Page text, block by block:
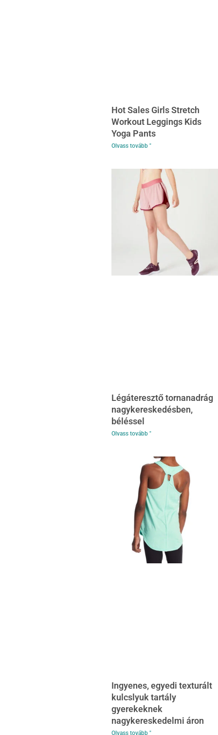
Hot Sales Girls Stretch
Workout Leggings Kids
Yoga Pants
Olvass tovább "
Légáteresztő tornanadrág
nagykereskedésben,
béléssel
Olvass tovább "
Ingyenes, egyedi texturált
kulcslyuk tartály
gyerekeknek
nagykereskedelmi áron
Olvass tovább "